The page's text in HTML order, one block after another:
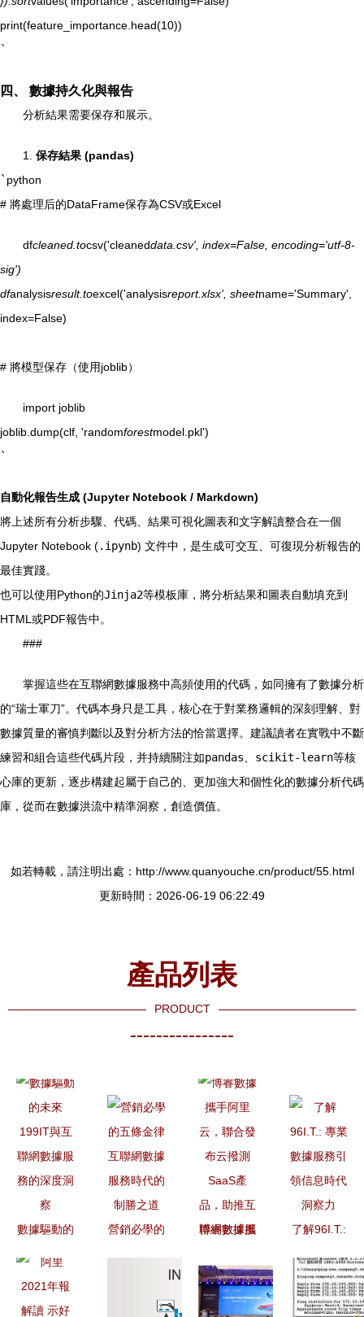
print(feature_importance.head(10))
`
四、 數據持久化與報告
分析結果需要保存和展示。
1. 保存結果 (pandas)
` python
# 將處理后的DataFrame保存為CSV或Excel
dfcleaned.tocsv('cleaneddata.csv', index=False, encoding='utf-8-
sig')
dfanalysisresult.toexcel('analysisreport.xlsx', sheetname='Summary',
index=False)
# 將模型保存（使用joblib）
import joblib
joblib.dump(clf, 'randomforestmodel.pkl')
`
自動化報告生成 (Jupyter Notebook / Markdown)
將上述所有分析步驟、代碼、結果可視化圖表和文字解讀整合在一個
Jupyter Notebook (.ipynb) 文件中，是生成可交互、可復現分析報告的
最佳實踐。
也可以使用Python的Jinja2等模板庫，將分析結果和圖表自動填充到
HTML或PDF報告中。
###
掌握這些在互聯網數據服務中高頻使用的代碼，如同擁有了數據分析
的“瑞士軍刀”。代碼本身只是工具，核心在于對業務邏輯的深刻理解、對
數據質量的審慎判斷以及對分析方法的恰當選擇。建議讀者在實戰中不斷
練習和組合這些代碼片段，并持續關注如pandas scikit-learn等核
心庫的更新，逐步構建起屬于自己的、更加強大和個性化的數據分析代碼
庫，從而在數據洪流中精準洞察，創造價值。
如若轉載，請注明出處：http://www.quanyouche.cn/product/55.html
更新時間：2026-06-19 06:22:49
產品列表
PRODUCT
----------------
數據驅動的
與互聯網數
據服務的深
營銷必學的
服務時代的
博睿數據攜
聯合發布云
撥測SaaS
了解96I.T.:
務引領信息
時代洞察力